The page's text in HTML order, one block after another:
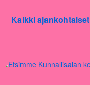
Kaikki ajankohtaiset